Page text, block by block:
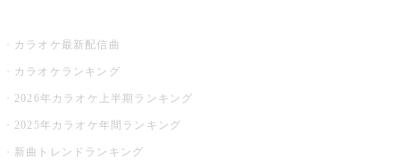
カラオケ最新配信曲
カラオケランキング
2026年カラオケ上半期ランキング
2025年カラオケ年間ランキング
新曲トレンドランキング